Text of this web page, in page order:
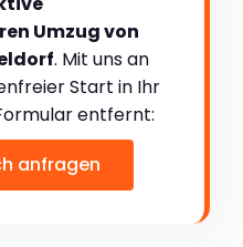
Umzug von
. Mit uns an
Start in Ihr
entfernt:
anfragen